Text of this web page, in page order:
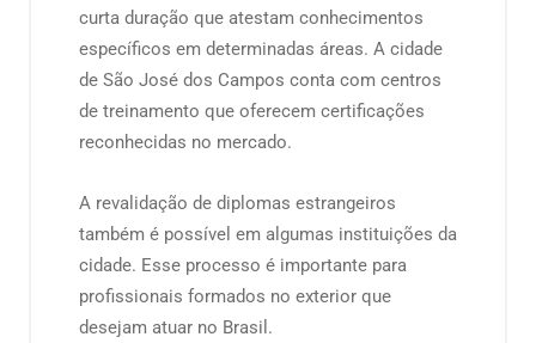
curta duração que atestam conhecimentos
específicos em determinadas áreas. A cidade
de São José dos Campos conta com centros
de treinamento que oferecem certificações
reconhecidas no mercado.
A revalidação de diplomas estrangeiros
também é possível em algumas instituições da
cidade. Esse processo é importante para
profissionais formados no exterior que
desejam atuar no Brasil.